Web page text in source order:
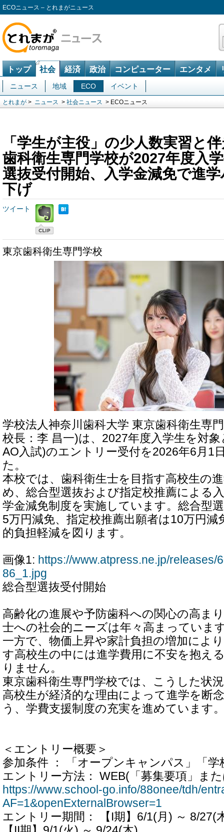
ECOニュース – とれまがニュース
トップ 社会 経済 政治 コンピューター エンタメ
ニュース 地域 ECO イベント
とれまが > ニュース > 社会ニュース > ECOニュース
「学生が主役」の少人数実習と
歯科衛生専門学校が2027年度入
選抜受付開始、入学金減免で進
下げ
ツイート
東京歯科衛生専門学校
学校法人神奈川歯科大学 東京歯科衛生専
校長：李 昌一)は、2027年度入学生を対
AO入試)のエントリー受付を2026年6月1
た。
本校では、歯科衛生士を目指す高校生の
め、総合型選抜および指定校推薦による
学金減免制度を実施しています。総合型
5万円減免、指定校推薦出願者は10万円減
的負担軽減を図ります。
画像1: https://www.atpress.ne.jp/releases/
86_1.jpg
総合型選抜受付開始
高齢化の進展や予防歯科への関心の高ま
士への社会的ニーズは年々高まっていま
一方で、物価上昇や家計負担の増加によ
す高校生の中には進学費用に不安を抱え
りません。
東京歯科衛生専門学校では、こうした状
高校生が経済的な理由によって進学を断
う、学費支援制度の充実を進めています
＜エントリー概要＞
参加条件 ： 「オープンキャンパス」「学
エントリー方法： WEB(「募集要項」ま
https://www.school-go.info/88onee/tdh/
AF=1&openExternalBrowser=1
エントリー期間： 【I期】6/1(月) ～ 8/27(